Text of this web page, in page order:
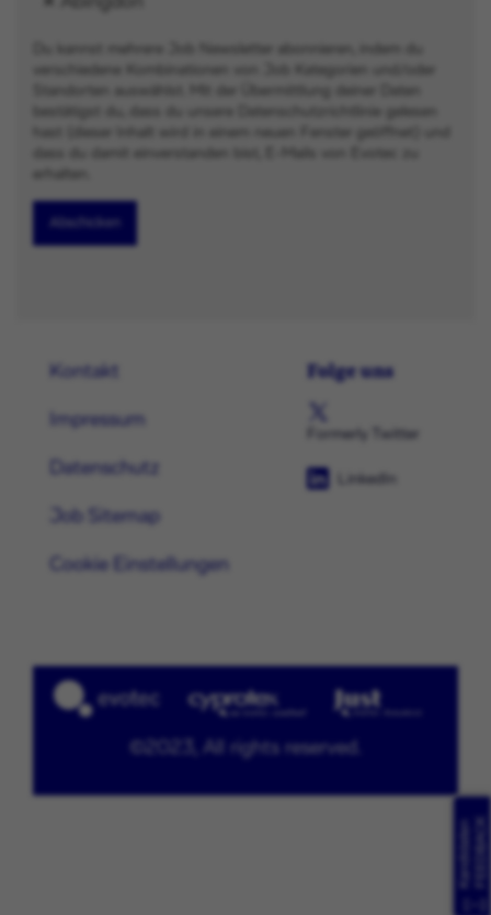
Kontakt
Impressum
Datenschutz
Job Sitemap
Cookie Einstellungen
Folge uns
©2023, All rights reserved.